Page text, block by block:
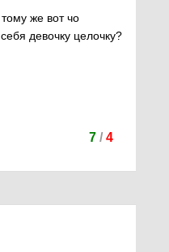
же вот чо
девочку целочку?
7/ 4